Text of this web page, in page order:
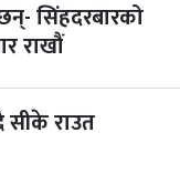
सिंहदरबारको
राखौं
राउत